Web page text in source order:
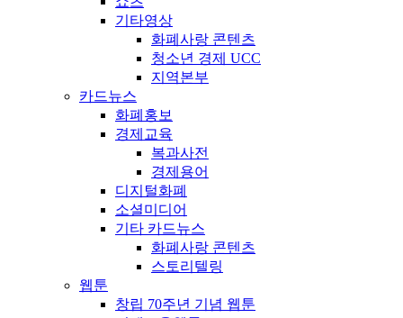
기타영상
화폐사랑 콘텐츠
청소년 경제 UCC
지역본부
카드뉴스
화폐홍보
경제교육
복과사전
경제용어
디지털화폐
소셜미디어
기타 카드뉴스
화폐사랑 콘텐츠
스토리텔링
웹툰
창립 70주년 기념 웹툰